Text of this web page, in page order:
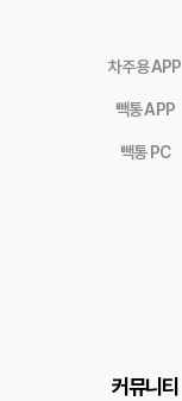
차주용 APP
빽통 APP
빽통 PC
커뮤니티